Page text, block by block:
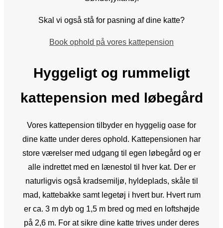
Skal vi også stå for pasning af dine katte?
Book ophold på vores kattepension
Hyggeligt og rummeligt
kattepension med løbegård
Vores kattepension tilbyder en hyggelig oase for
dine katte under deres ophold. Kattepensionen har
store værelser med udgang til egen løbegård og er
alle indrettet med en lænestol til hver kat. Der er
naturligvis også kradsemiljø, hyldeplads, skåle til
mad, kattebakke samt legetøj i hvert bur. Hvert rum
er ca. 3 m dyb og 1,5 m bred og med en loftshøjde
på 2,6 m. For at sikre dine katte trives under deres